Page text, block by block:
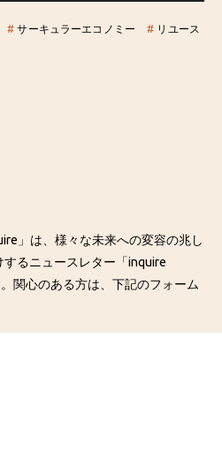
# サーキュラーエコノミー # リユース
」は、様々な未来への変容の兆し
るニュースレター「inquire
関心のある方は、下記のフォーム